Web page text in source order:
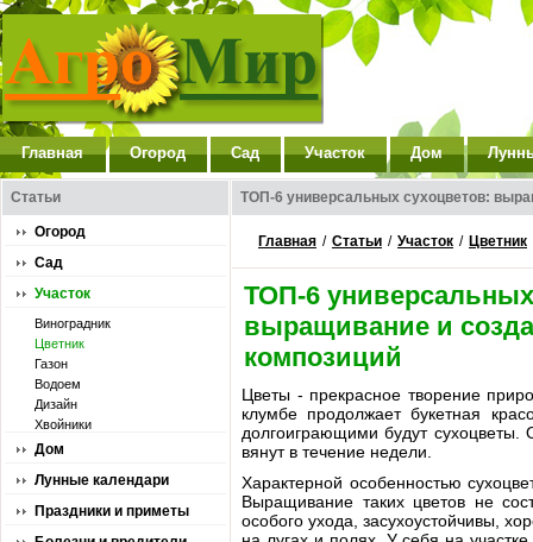
Главная Огород Сад Участок Дом
Статьи
Огород
Сад
Участок
Виноградник
Цветник
Газон
Водоем
Дизайн
Хвойники
Дом
Лунные календари
Праздники и приметы
ТОП-6 универсальных сухоцветов:
Главная / Статьи / Участок / Цветник
ТОП-6
выращивание и
композиций
Цветы - прекрасное творение
клумбе продолжает букетная
долгоиграющими будут сухоцветы.
вянут в течение недели.
Характерной особенностью
Выращивание таких цветов не
особого ухода, засухоустойчивы,